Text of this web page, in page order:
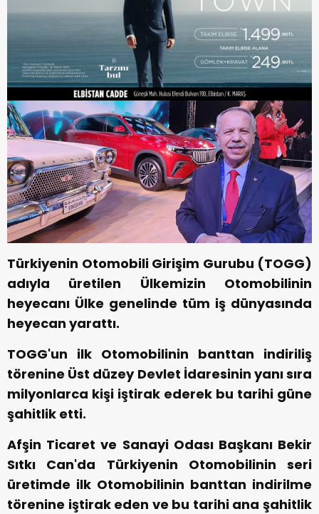
Türkiyenin Otomobili Girişim Gurubu (TOGG)
adıyla üretilen Ülkemizin Otomobilinin
heyecanı Ülke genelinde tüm iş dünyasında
heyecan yarattı.
TOGG'un ilk Otomobilinin banttan indiriliş
törenine Üst düzey Devlet İdaresinin yanı sıra
milyonlarca kişi iştirak ederek bu tarihi güne
şahitlik etti.
Afşin Ticaret ve Sanayi Odası Başkanı Bekir
Sıtkı Can'da Türkiyenin Otomobilinin seri
üretimde ilk Otomobilinin banttan indirilme
törenine iştirak eden ve bu tarihi ana şahitlik